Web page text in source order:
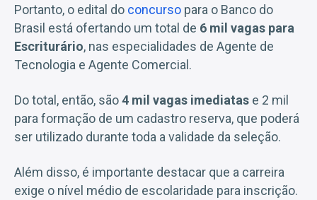
Portanto, o edital do concurso para o Banco do
Brasil está ofertando um total de 6 mil vagas para
Escriturário, nas especialidades de Agente de
Tecnologia e Agente Comercial.
Do total, então, são4 mil vagas imediatas e 2 mil
para formação de um cadastro reserva, que poderá
ser utilizado durante toda a validade da seleção.
Além disso, é importante destacar que a carreira
exige o nível médio de escolaridade para inscrição.